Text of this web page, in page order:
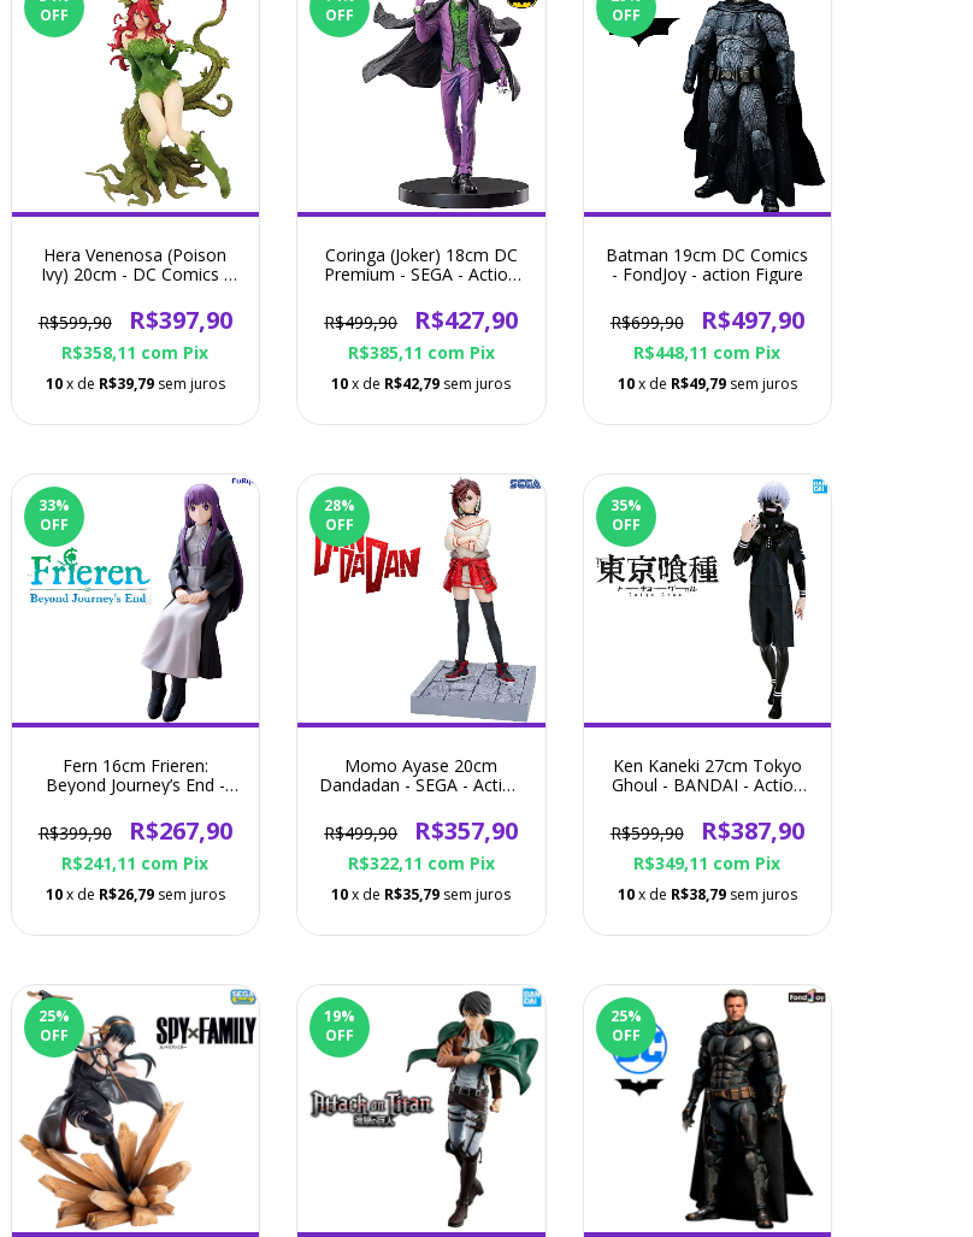
OFF
Hera Venenosa (Poison
Ivy) 20cm - DC Comics -
R$599,90
R$397,90
R$358,11 com Pix
10x de R$39,79 sem juros
OFF
Coringa (Joker) 18cm DC
Premium - SEGA - Action
R$499,90
R$427,90
R$385,11 com Pix
10x de R$42,79 sem juros
OFF
Batman 19cm DC Comics
- FondJoy - action Figure
R$699,90 R$497,90
R$448,11 com Pix
10x de R$49,79 sem juros
33%
OFF
Fern 16cm Frieren:
Beyond Journey’s End -
R$399,90
R$267,90
R$241,11 com Pix
10x de R$26,79 sem juros
28%
OFF
Momo Ayase 20cm
Dandadan - SEGA - Action
R$499,90
R$357,90
R$322,11 com Pix
10x de R$35,79 sem juros
35%
OFF
Ken Kaneki 27cm Tokyo
Ghoul - BANDAI - Action
R$599,90
R$387,90
R$349,11 com Pix
10x de R$38,79 sem juros
25%
OFF
19%
OFF
25%
OFF